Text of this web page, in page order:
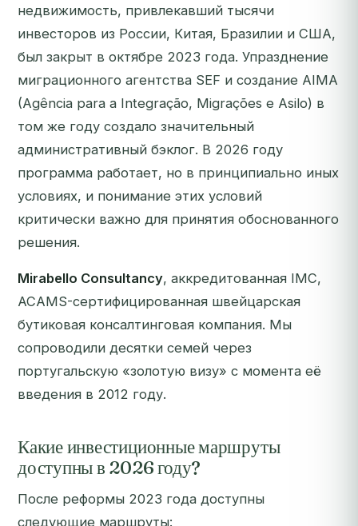
недвижимость, привлекавший тысячи
инвесторов из России, Китая, Бразилии и США,
был закрыт в октябре 2023 года. Упразднение
миграционного агентства SEF и создание AIMA
(Agência para a Integração, Migrações e Asilo) в
том же году создало значительный
административный бэклог. В 2026 году
программа работает, но в принципиально иных
условиях, и понимание этих условий
критически важно для принятия обоснованного
решения.
Mirabello Consultancy, аккредитованная IMC,
ACAMS-сертифицированная швейцарская
бутиковая консалтинговая компания. Мы
сопроводили десятки семей через
португальскую «золотую визу» с момента её
введения в 2012 году.
Какие инвестиционные маршруты
доступны в 2026 году?
После реформы 2023 года доступны
следующие маршруты: